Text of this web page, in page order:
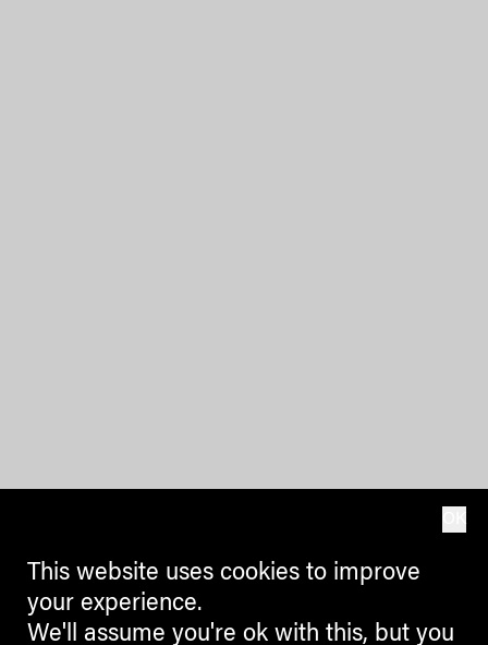
This website uses cookies to improve
your experience.
We'll assume you're ok with this, but you